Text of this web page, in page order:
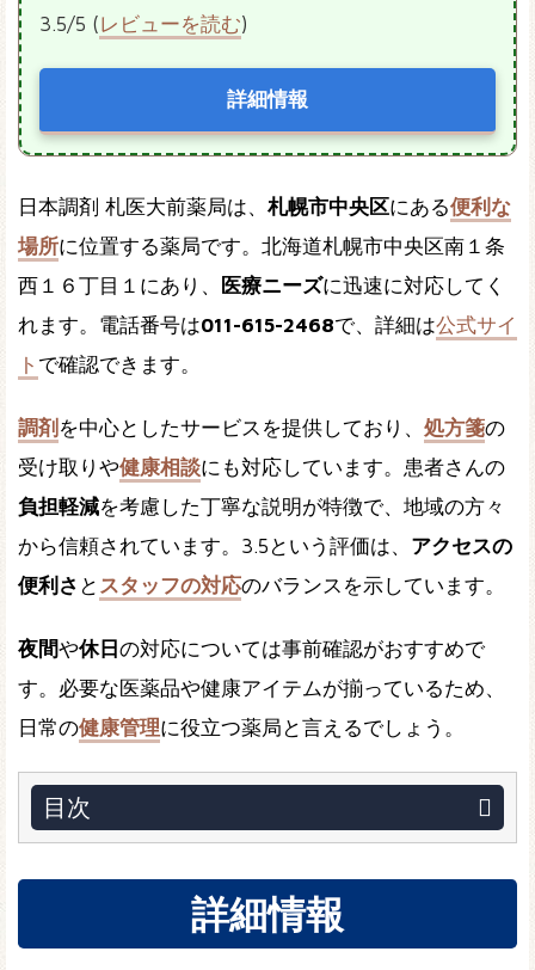
3.5/5 (レビューを読む)
詳細情報
日本調剤 札医大前薬局は、 札幌市中央区にある便利な
場所に位置する薬局です。北海道札幌市中央区南１条
西１６丁目１にあり、
医療ニーズに迅速に対応してく
れます。電話番号は011-615-2468で、詳細は公式サイ
ト で確認できます。
調剤 を中心としたサービスを提供しており、 処方箋の
受け取りや健康相談にも対応しています。患者さんの
負担軽減を考慮した丁寧な説明が特徴で、地域の方々
から信頼されています。3.5という評価は、 アクセスの
便利さ と スタッフの対応のバランスを示しています。
夜間や休日の対応については事前確認がおすすめで
す。必要な医薬品や健康アイテムが揃っているため、
日常の健康管理に役立つ薬局と言えるでしょう。
目次
詳細情報